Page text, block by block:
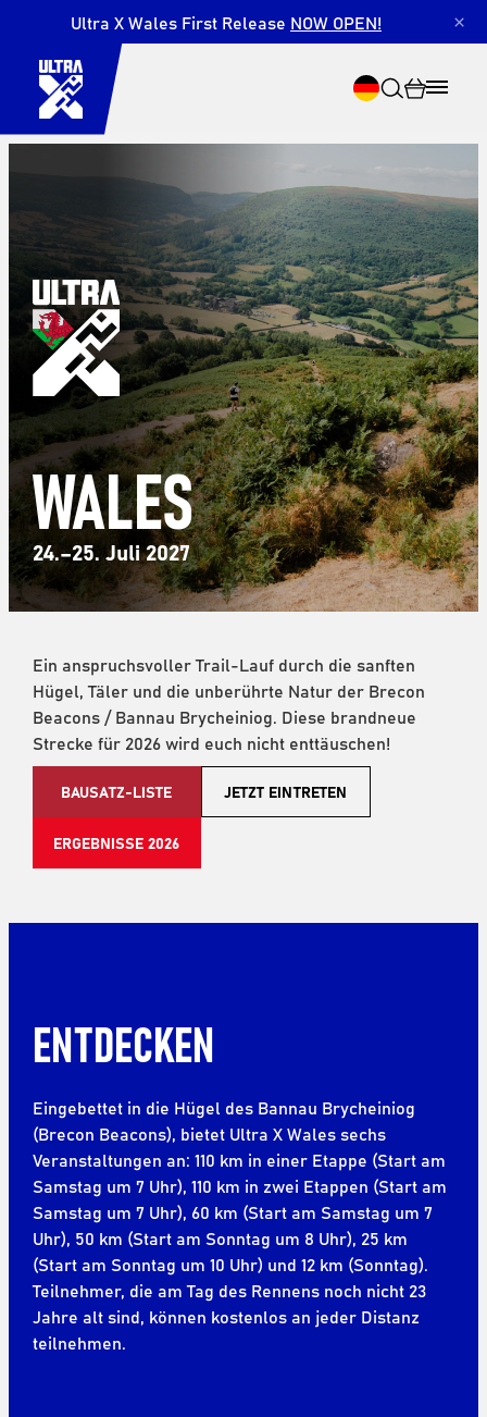
Ultra X Wales First Release NOW OPEN! ×
Suche
WALES
24.–25. Juli 2027
Ein anspruchsvoller Trail-Lauf durch die sanften
Hügel, Täler und die unberührte Natur der Brecon
Beacons / Bannau Brycheiniog. Diese brandneue
Strecke für 2026 wird euch nicht enttäuschen!
BAUSATZ-LISTE JETZT EINTRETEN
ERGEBNISSE 2026
ENTDECKEN
Eingebettet in die Hügel des Bannau Brycheiniog
(Brecon Beacons), bietet Ultra X Wales sechs
Veranstaltungen an: 110 km in einer Etappe (Start am
Samstag um 7 Uhr), 110 km in zwei Etappen (Start am
Samstag um 7 Uhr), 60 km (Start am Samstag um 7
Uhr), 50 km (Start am Sonntag um 8 Uhr), 25 km
(Start am Sonntag um 10 Uhr) und 12 km (Sonntag).
Teilnehmer, die am Tag des Rennens noch nicht 23
Jahre alt sind, können kostenlos an jeder Distanz
teilnehmen.